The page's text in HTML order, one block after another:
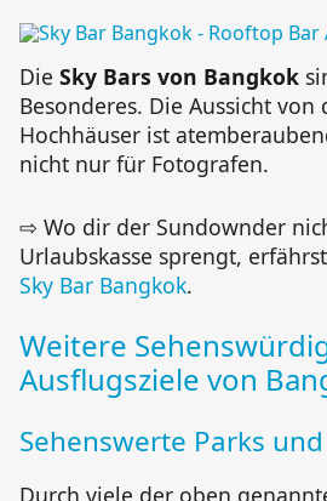
Die Sky Bars von Bangkok
Besonderes. Die Aussicht
Hochhäuser ist
nicht nur für Fotografen.
⇨ Wo dir der Sundownder
Urlaubskasse sprengt,
Sky Bar Bangkok.
Weitere
Ausflugsziele von
Sehenswerte Parks
Durch viele der oben